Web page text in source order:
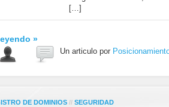
[…]
»
Un articulo por
DE DOMINIOS // SEGURIDAD